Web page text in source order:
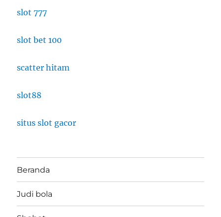
slot 777
slot bet 100
scatter hitam
slot88
situs slot gacor
Beranda
Judi bola